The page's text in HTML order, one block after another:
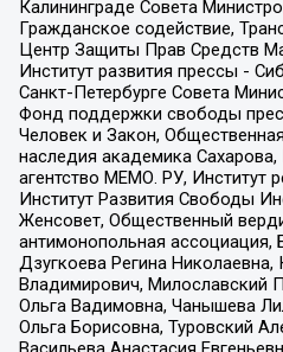
Калининграде Совета
Гражданское содействие,
Центр Защиты Прав Средств
Институт развития прессы -
Санкт-Петербурге Совета
Фонд поддержки свободы
Человек и Закон,
наследия академика
агентство МЕМО. РУ, Институт
Институт Развития Свободы
Женсовет, Общественный
антимонопольная ассоциация,
Дзугкоева Регина Николаевна,
Владимирович, Милославский
Ольга Вадимовна, Чанышева
Ольга Борисовна, Туровский